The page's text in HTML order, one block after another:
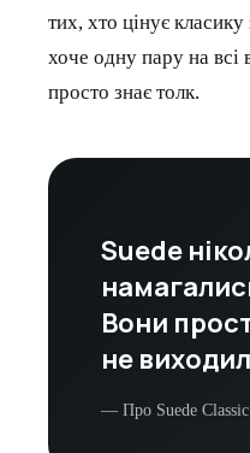
тих, хто цінує
хоче одну пару на всі
просто знає толк.
Suede
Вони
не
— Про Suede Classic